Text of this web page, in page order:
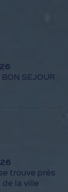
SEJOUR
trouve près
la ville